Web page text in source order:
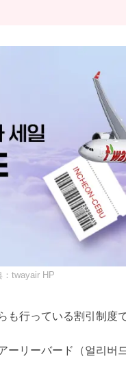
：twayair HP
行っている割引制度で
リーバード（얼리버